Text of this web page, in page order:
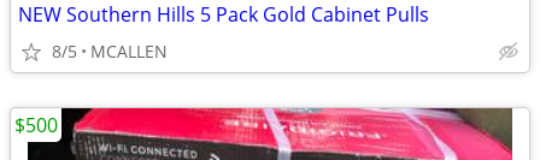
NEW Southern Hills 5 Pack Gold Cabinet Pulls
8/5 MCALLEN
$500